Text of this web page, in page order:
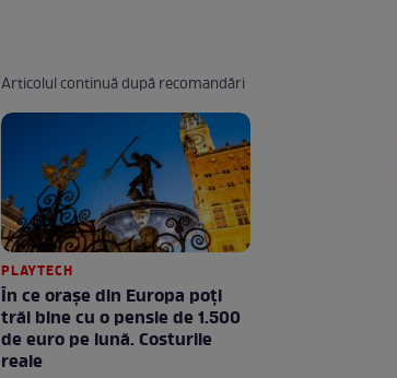
Articolul continuă după recomandări
PLAYTECH
În ce orașe din Europa poți
trăi bine cu o pensie de 1.500
de euro pe lună. Costurile
reale